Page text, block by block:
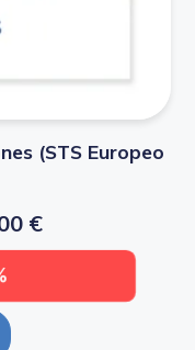
(STS Europeo
€